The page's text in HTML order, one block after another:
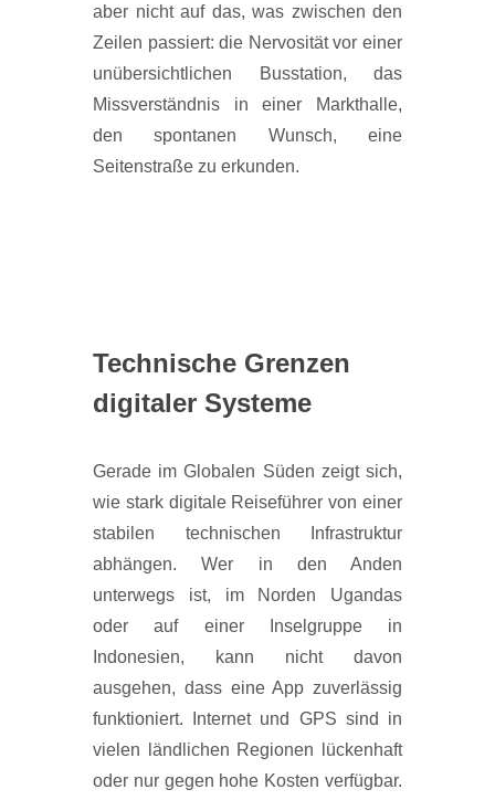
aber nicht auf das, was zwischen den
Zeilen passiert: die Nervosität vor einer
unübersichtlichen Busstation, das
Missverständnis in einer Markthalle,
den spontanen Wunsch, eine
Seitenstraße zu erkunden.
Technische Grenzen
digitaler Systeme
Gerade im Globalen Süden zeigt sich,
wie stark digitale Reiseführer von einer
stabilen technischen Infrastruktur
abhängen. Wer in den Anden
unterwegs ist, im Norden Ugandas
oder auf einer Inselgruppe in
Indonesien, kann nicht davon
ausgehen, dass eine App zuverlässig
funktioniert. Internet und GPS sind in
vielen ländlichen Regionen lückenhaft
oder nur gegen hohe Kosten verfügbar.